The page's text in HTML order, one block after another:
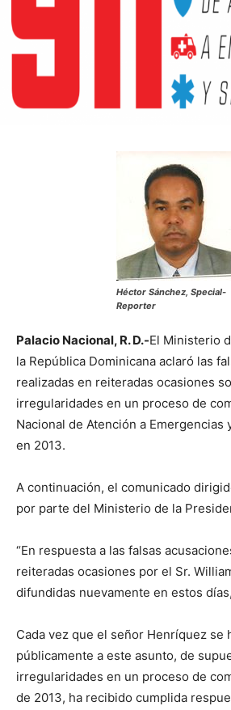
Héctor Sánchez, Special-
Reporter
Palacio Nacional, R. D.-El Ministerio
la República Dominicana aclaró las
realizadas en reiteradas ocasiones
irregularidades en un proceso de
Nacional de Atención a Emergencias
en 2013.
A continuación, el comunicado
por parte del Ministerio de la
“En respuesta a las falsas
reiteradas ocasiones por el Sr.
difundidas nuevamente en estos
Cada vez que el señor Henríquez se
públicamente a este asunto, de
irregularidades en un proceso de
de 2013, ha recibido cumplida